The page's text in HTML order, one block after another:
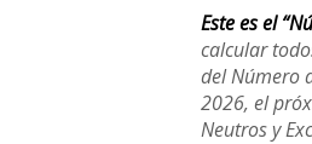
Este es el
calcular
del Número
2026, el
Neutros y